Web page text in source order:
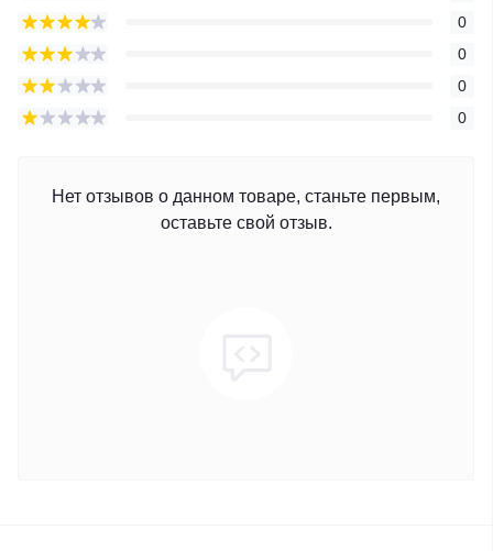
0
0
0
0
Нет отзывов о данном товаре, станьте первым,
оставьте свой отзыв.